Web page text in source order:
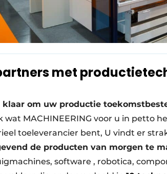
met
klaar om uw productie
wat MACHINEERING voor u in petto
toeleverancier bent, U vindt er
de producten van morgen te
software , robotica,